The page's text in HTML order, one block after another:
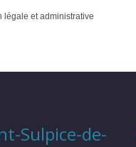
légale et administrative
Sulpice-de-